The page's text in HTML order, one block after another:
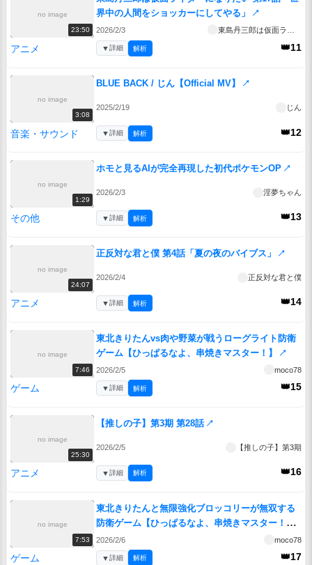
no image
23:50
界中の人間をショッカーにしてやる」
↗
2026/2/3
アニメ 👑11
▼詳細 解析
no image
3:08
BLUE BACK / じん【Official MV】 ↗
2025/2/19 じん
音楽・サウンド 👑12
▼詳細 解析
no image
1:29
ホモと見るAIが完全再現した初代ポケモンOP ↗
2026/2/3 淫夢ちゃん
その他 👑13
▼詳細 解析
no image
24:07
正反対な君と僕 第4話「夏の夜のバイブス」 ↗
2026/2/4 正反対な君と僕
アニメ 👑14
▼詳細 解析
no image
7:46
東北きりたんvs肉や野菜が戦うローグライト防衛
ゲーム【ひっぱるなよ、串焼きマスター！】
↗
2026/2/5 moco78
ゲーム 👑15
▼詳細 解析
no image
25:30
【推しの子】第3期 第28話 ↗
2026/2/5 【推しの子】第3期
アニメ 👑16
▼詳細 解析
no image
7:53
東北きりたんと無限強化ブロッコリーが無双する
防衛ゲーム【ひっぱるなよ、串焼きマスター！】
↗
2026/2/6 moco78
ゲーム 👑17
▼詳細 解析